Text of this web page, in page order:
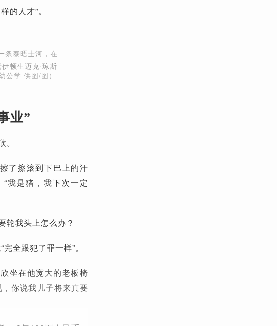
的人才”。
条泰晤士河，在
顿生迈克·琼斯
公学 供图/图）
业”
了擦滚到下巴上的汗
我是猪，我下次一定
轮我头上怎么办？
全跟犯了罪一样”。
坐在他宽大的老板椅
你说我儿子将来真要